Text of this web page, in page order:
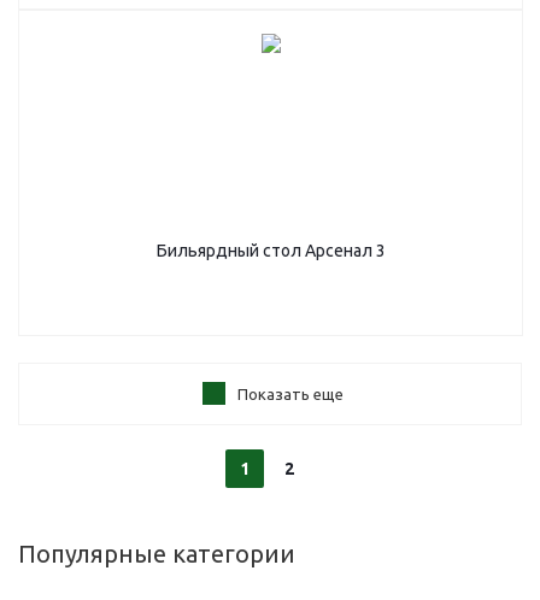
Бильярдный стол Арсенал 3
Показать еще
1 2
Популярные категории